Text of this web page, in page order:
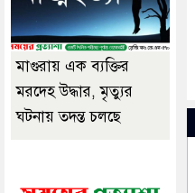
মাগুরায় এক ব্যক্তির
মরদেহ উদ্ধার, মৃত্যুর
ঘটনায় তদন্ত চলছে